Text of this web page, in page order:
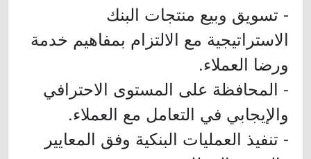
- تسويق وبيع منتجات البنك
الاستراتيجية مع الالتزام بمفاهيم خدمة
ورضا العملاء.
- المحافظة على المستوى الاحترافي
والإيجابي في التعامل مع العملاء.
- تنفيذ العمليات البنكية وفق المعايير